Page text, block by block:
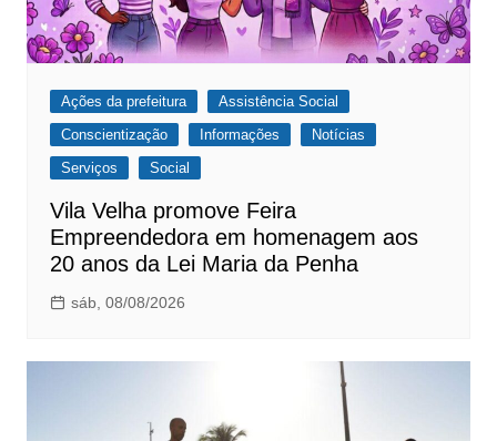
Ações da prefeitura
Assistência Social
Conscientização
Informações
Notícias
Serviços
Social
Vila Velha promove Feira
Empreendedora em homenagem aos
20 anos da Lei Maria da Penha
sáb, 08/08/2026